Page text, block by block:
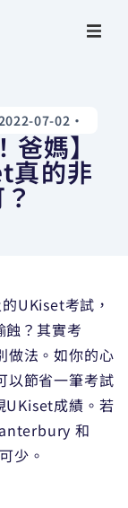
07-02 •
爸媽】
真的非
UKiset考試，
蝕？其實考
做法。如你的心
以節省一筆考試
UKiset成績。若
和
少。